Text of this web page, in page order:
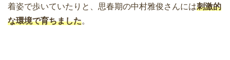
着姿で歩いていたりと、思春期の中村雅俊さんには刺激的
な環境で育ちました。